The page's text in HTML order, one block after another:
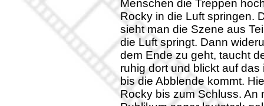
Menschen die Treppen
Rocky in die Luft springen.
sieht man die Szene aus
die Luft springt. Dann
dem Ende zu geht, taucht
ruhig dort und blickt auf
bis die Abblende kommt.
Rocky bis zum Schluss. An